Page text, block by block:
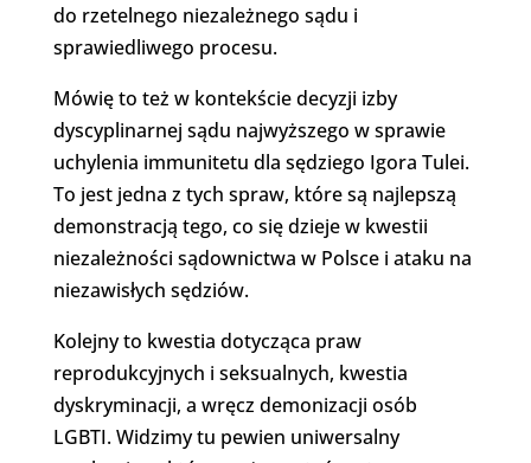
do rzetelnego niezależnego sądu i
sprawiedliwego procesu.
Mówię to też w kontekście decyzji izby
dyscyplinarnej sądu najwyższego w sprawie
uchylenia immunitetu dla sędziego Igora Tulei.
To jest jedna z tych spraw, które są najlepszą
demonstracją tego, co się dzieje w kwestii
niezależności sądownictwa w Polsce i ataku na
niezawisłych sędziów.
Kolejny to kwestia dotycząca praw
reprodukcyjnych i seksualnych, kwestia
dyskryminacji, a wręcz demonizacji osób
LGBTI. Widzimy tu pewien uniwersalny